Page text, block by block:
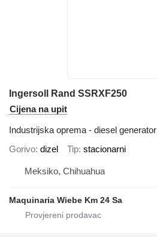
Ingersoll Rand SSRXF250
Cijena na upit
Industrijska oprema - diesel generator
Gorivo dizel Tip stacionarni
Meksiko, Chihuahua
Maquinaria Wiebe Km 24 Sa